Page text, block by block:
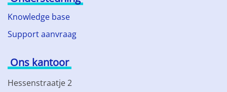
Knowledge base
Support aanvraag
Ons kantoor
Hessenstraatje 2